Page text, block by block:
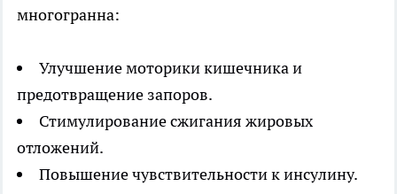
многогранна:
Улучшение моторики кишечника и
предотвращение запоров.
Стимулирование сжигания жировых
отложений.
Повышение чувствительности к инсулину.